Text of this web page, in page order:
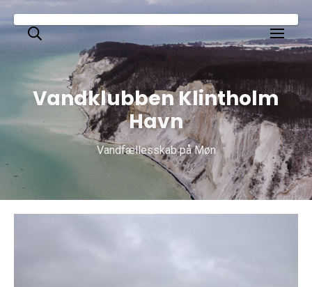
Vandklubben Klintholm
Havn
Vandfællesskab på Møn